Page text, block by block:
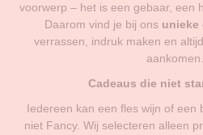
voorwerp – het is een gebaar, een
Daarom vind je bij ons unieke
verrassen, indruk maken en
aankomen.
Cadeaus die niet
Iedereen kan een fles wijn of een
niet Fancy. Wij selecteren alleen